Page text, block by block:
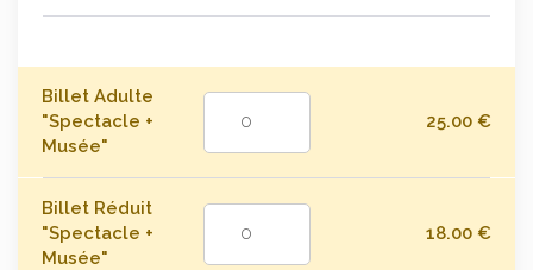
Billet Adulte
"Spectacle +
Musée"
25.00 €
Billet Réduit
"Spectacle +
Musée"
18.00 €